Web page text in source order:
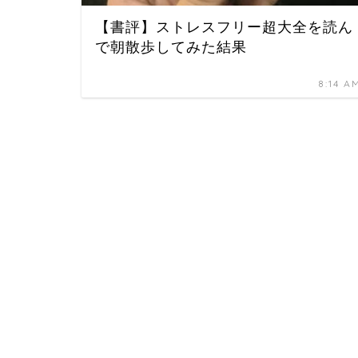
【書評】ストレスフリー超大全を読ん
で朝散歩してみた結果
8:14